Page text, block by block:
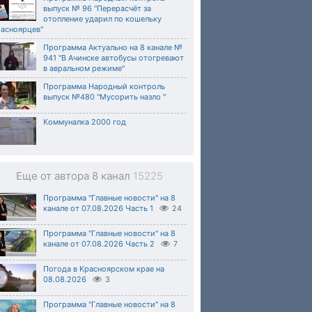
выпуск № 96 "Перерасчёт за
отопление ударил по кошельку
Программа Актуально на 8 канале №
941 "В Ачинске автобусы отогревают
в авральном режиме"
Программа Народный контроль
выпуск №480 "Мусорить назло "
Коммуналка 2000 год
Еще от автора 8 канал 15225
Программа "Главные новости" на 8
канале от 07.08.2026 Часть 1
24
Программа "Главные новости" на 8
канале от 07.08.2026 Часть 2
7
Погода в Красноярском крае на
08.08.2026
3
Программа "Главные новости" на 8